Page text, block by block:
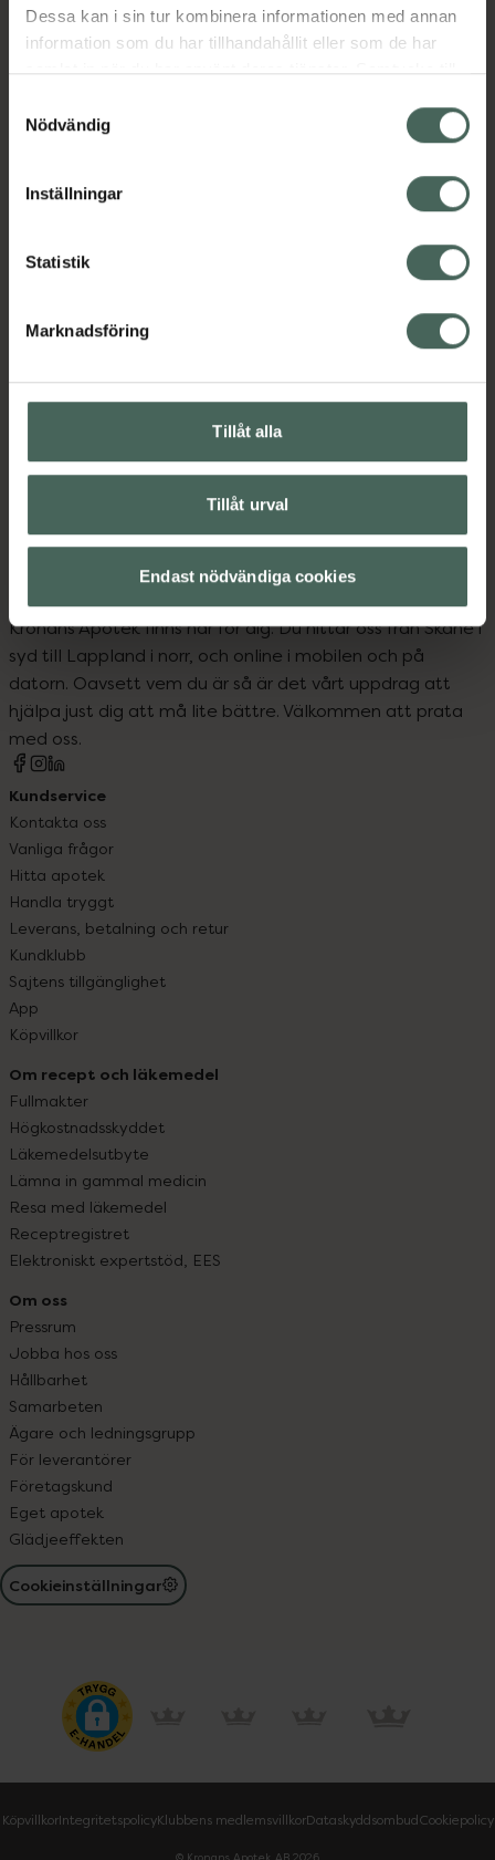
Dessa kan i sin tur kombinera informationen med annan
information som du har tillhandahållit eller som de har
samlat in när du har använt deras tjänster. Samtycke till
återkalla ditt samtycke via webbplatsens
cookieinställningar. Ett återkallat samtycke påverkar inte
lagligheten av behandling som skett innan återkallelsen.
Nödvändig
Inställningar
Statistik
Marknadsföring
Tillåt alla
Tillåt urval
Endast nödvändiga cookies
Kategorier:
Amning och matningBarn och föräldrar
Nappar och bitringar
Upptäck flera produkter inom
Amning och matning
Nappar och bitringar
Kronans Apotek finns här för dig. Du hittar oss från Skåne i
syd till Lappland i norr, och online i mobilen och på
datorn. Oavsett vem du är så är det vårt uppdrag att
hjälpa just dig att må lite bättre. Välkommen att prata
med oss.
Kundservice
Kontakta oss
Vanliga frågor
Hitta apotek
Handla tryggt
Leverans, betalning och retur
Kundklubb
Sajtens tillgänglighet
App
Köpvillkor
Om recept och läkemedel
Fullmakter
Högkostnadsskyddet
Läkemedelsutbyte
Lämna in gammal medicin
Resa med läkemedel
Receptregistret
Elektroniskt expertstöd, EES
Om oss
Pressrum
Jobba hos oss
Hållbarhet
Samarbeten
Ägare och ledningsgrupp
För leverantörer
Företagskund
Eget apotek
Glädjeeffekten
Cookieinställningar
KöpvillkorIntegritetspolicyKlubbens medlemsvillkorDataskyddsombudCookiepolicy
© Kronans Apotek AB 2026